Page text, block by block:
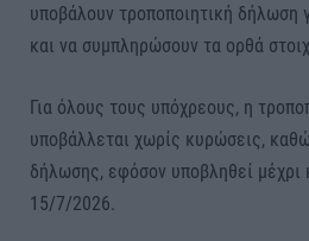
υποβάλουν τροποποιητική δήλωση
και να συμπληρώσουν τα ορθά
Για όλους τους υπόχρεους, η
υποβάλλεται χωρίς κυρώσεις,
δήλωσης, εφόσον υποβληθεί μέχρι
15/7/2026.